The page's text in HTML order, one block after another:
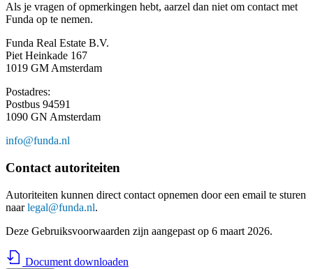
Als je vragen of opmerkingen hebt, aarzel dan niet om contact met
Funda op te nemen.
Funda Real Estate B.V.
Piet Heinkade 167
1019 GM Amsterdam
Postadres:
Postbus 94591
1090 GN Amsterdam
info@funda.nl
Contact autoriteiten
Autoriteiten kunnen direct contact opnemen door een email te sturen
naarlegal@funda.nl.
Deze Gebruiksvoorwaarden zijn aangepast op 6 maart 2026.
Document downloaden